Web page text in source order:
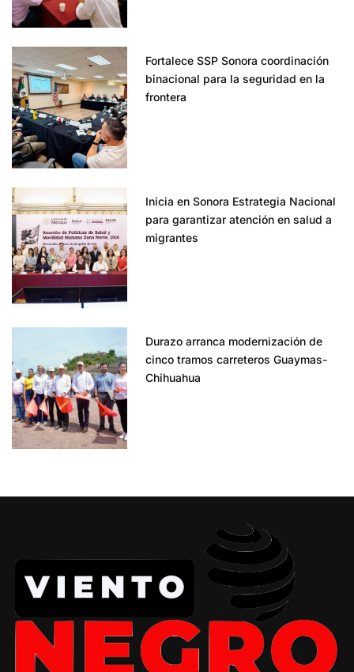
Fortalece SSP Sonora coordinación
binacional para la seguridad en la
frontera
Inicia en Sonora Estrategia Nacional
para garantizar atención en salud a
migrantes
Durazo arranca modernización de
cinco tramos carreteros Guaymas-
Chihuahua